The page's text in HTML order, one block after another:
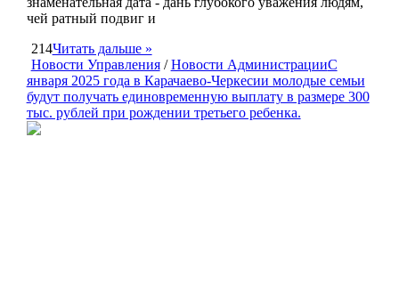
чей ратный подвиг и
Читать дальше »
214
Новости Управления/Новости АдминистрацииС
января 2025 года в Карачаево-Черкесии молодые семьи
будут получать единовременную выплату в размере 300
тыс. рублей при рождении третьего ребенка.